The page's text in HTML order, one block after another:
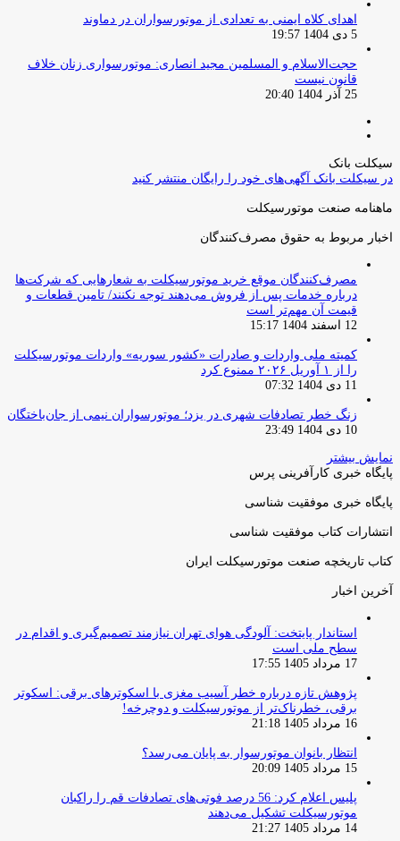
اهدای کلاه ایمنی به تعدادی از موتورسواران در دماوند
5 دی 1404 19:57
حجت‌الاسلام و المسلمین مجید انصاری: موتورسواری زنان خلاف
قانون نیست
25 آذر 1404 20:40
سیکلت بانک
در سیکلت بانک آگهی‌های خود را رایگان منتشر کنید
ماهنامه صنعت موتورسیکلت
اخبار مربوط به حقوق مصرف‌کنندگان
مصرف‌کنندگان موقع خرید موتورسیکلت به شعارهایی که شرکت‌ها
درباره خدمات پس از فروش می‌دهند توجه نکنند/ تامین قطعات و
قیمت آن مهم‌تر است
12 اسفند 1404 15:17
کمیته ملی واردات و صادرات «کشور سوریه» واردات موتورسیکلت
را از ۱ آوریل ۲۰۲۶ ممنوع کرد
11 دی 1404 07:32
زنگ خطر تصادفات شهری در یزد؛ موتورسواران نیمی از جان‌باختگان
10 دی 1404 23:49
نمایش بیشتر
پایگاه خبری کارآفرینی پرس
پایگاه خبری موفقیت شناسی
انتشارات کتاب موفقیت شناسی
کتاب تاریخچه صنعت موتورسیکلت ایران
آخرین اخبار
استاندار پایتخت: آلودگی هوای تهران نیازمند تصمیم‌گیری و اقدام در
سطح ملی است
17 مرداد 1405 17:55
پژوهش تازه درباره خطر آسیب مغزی با اسکوترهای برقی: اسکوتر
برقی، خطرناک‌تر از موتورسیکلت و دوچرخه!
16 مرداد 1405 21:18
انتظار بانوان موتورسوار به پایان می‌رسد؟
15 مرداد 1405 20:09
پلیس اعلام کرد: 56 درصد فوتی‌های تصادفات قم را راکبان
موتورسیکلت تشکیل می‌دهند
14 مرداد 1405 21:27